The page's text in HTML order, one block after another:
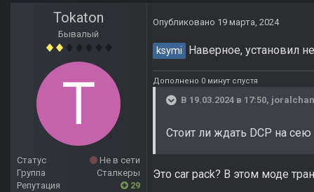
Tokaton
Бывалый
Статус
Не в сети
Группа
Сталкеры
Репутация
29
Опубликовано 19 марта, 2024
ksymi Наверное, установил
Дополнено 0 минут спустя
В 19.03.2024 в 17:50, joralchan
Стоит ли ждать DCP на
Это car pack? В этом моде